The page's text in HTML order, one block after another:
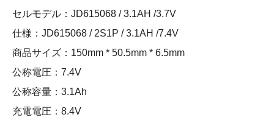
セルモデル：JD615068 / 3.1AH /3.7V
仕様：JD615068 / 2S1P / 3.1AH /7.4V
商品サイズ：150mm * 50.5mm * 6.5mm
公称電圧：7.4V
公称容量：3.1Ah
充電電圧：8.4V